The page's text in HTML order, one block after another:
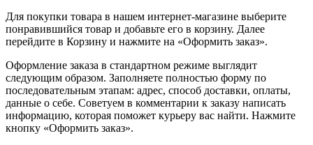
Для покупки товара в нашем интернет-магазине выберите
понравившийся товар и добавьте его в корзину. Далее
перейдите в Корзину и нажмите на «Оформить заказ».
Оформление заказа в стандартном режиме выглядит
следующим образом. Заполняете полностью форму по
последовательным этапам: адрес, способ доставки, оплаты,
данные о себе. Советуем в комментарии к заказу написать
информацию, которая поможет курьеру вас найти. Нажмите
кнопку «Оформить заказ».